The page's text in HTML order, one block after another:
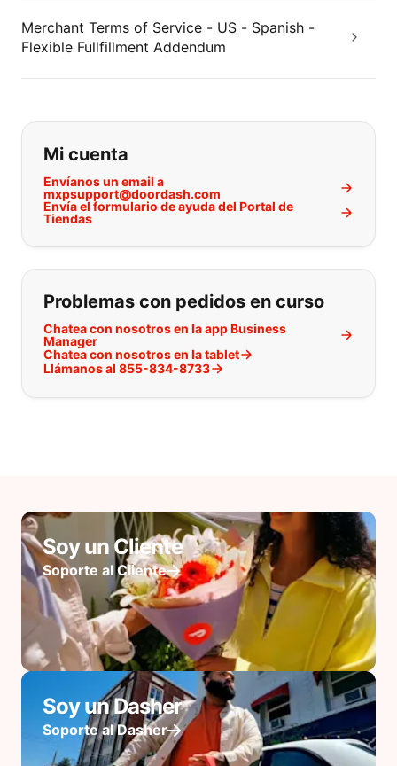
Merchant Terms of Service - US - Spanish -
Flexible Fullfillment Addendum
Si no puede encontrar lo que está
Mi cuenta
Envíanos un email a
mxpsupport@doordash.com
Envía el formulario de ayuda del Portal de
Tiendas
Problemas con pedidos en curso
Chatea con nosotros en la app Business
Manager
Chatea con nosotros en la tablet
Llámanos al 855-834-8733
Soy un Cliente
Soporte al Cliente
Soy un Dasher
Soporte al Dasher